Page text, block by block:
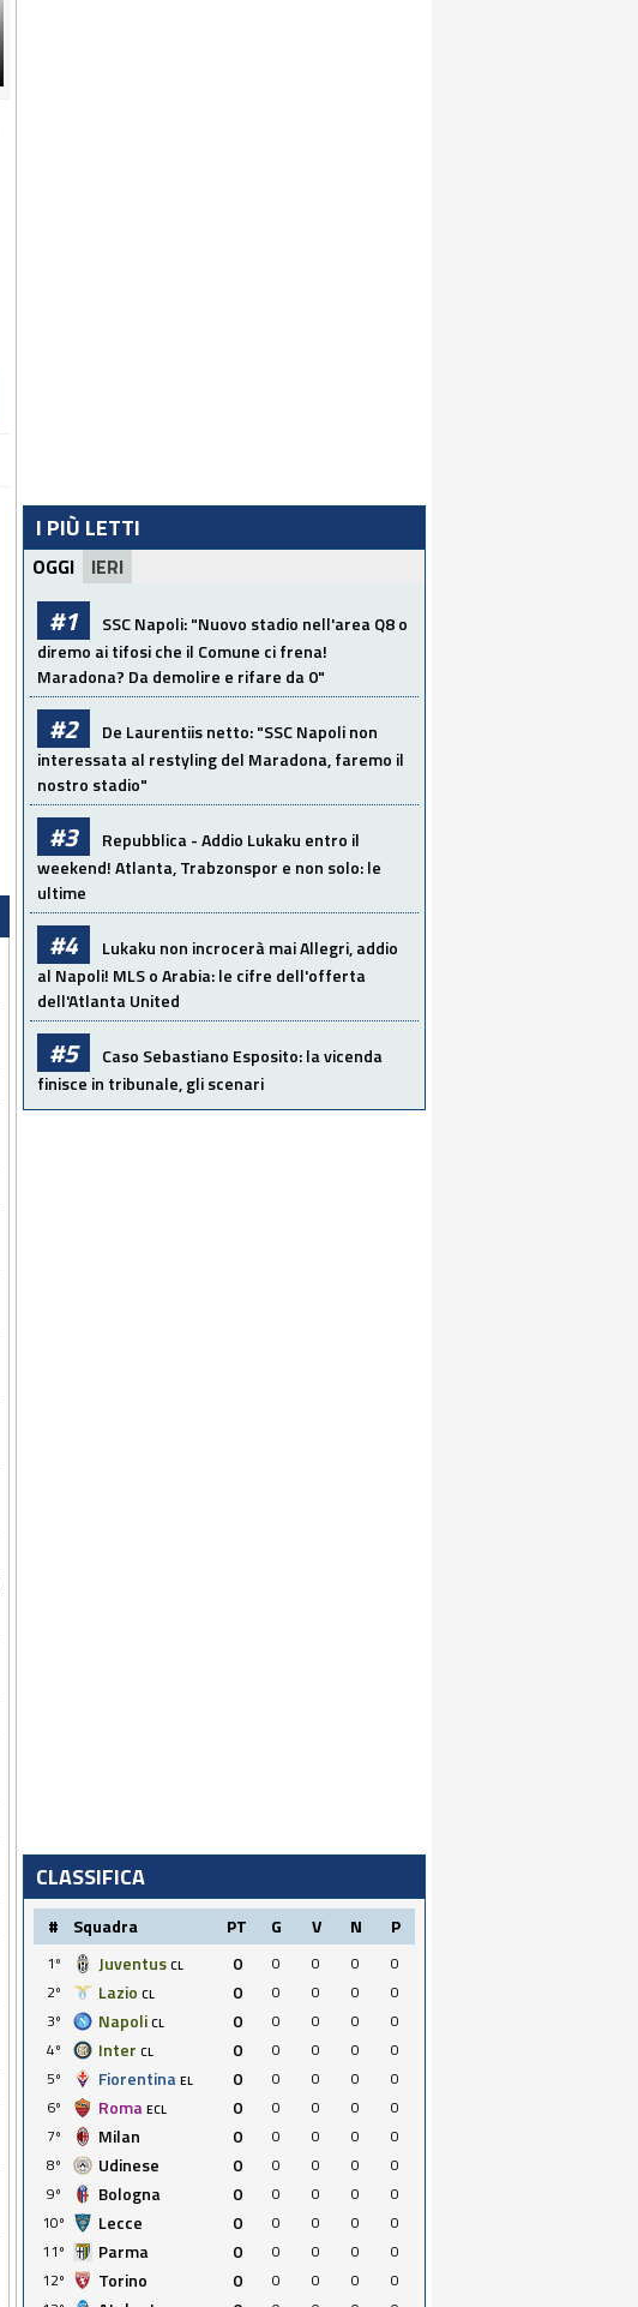
I PIÙ LETTI
OGGI IERI
#1
SSC Napoli: "Nuovo stadio nell'area Q8 o
diremo ai tifosi che il Comune ci frena!
Maradona? Da demolire e rifare da 0"
#2
De Laurentiis netto: "SSC Napoli non
interessata al restyling del Maradona, faremo il
nostro stadio"
#3
Repubblica - Addio Lukaku entro il
weekend! Atlanta, Trabzonspor e non solo: le
ultime
#4
Lukaku non incrocerà mai Allegri, addio
al Napoli! MLS o Arabia: le cifre dell'offerta
dell'Atlanta United
#5
Caso Sebastiano Esposito: la vicenda
finisce in tribunale, gli scenari
CLASSIFICA
# Squadra PT G V N P
1º Juventus CL 0 0 0 0
0
2º
Lazio CL 0 0 0 0
0
3º
Napoli CL 0 0 0 0
0
4º
Inter CL 0 0 0 0
0
5º
Fiorentina EL 0 0 0 0
0
6º
Roma ECL 0 0 0 0
0
7º
Milan 0 0 0 0
0
8º
Udinese 0 0 0 0
0
9º
Bologna 0 0 0 0
0
10º
Lecce 0 0 0 0
0
11º
Parma 0 0 0 0
0
12º
Torino 0 0 0 0
0